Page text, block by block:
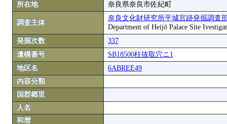
所在地
奈良県奈良市佐紀町
調査主体
奈良文化財研究所平城宮跡発掘調査
Department of Heijō Palace Site
発掘次数
337
遺構番号
SB18500柱抜取穴ニ1
地区名
6ABREE49
内容分類
国郡郷里
人名
和暦